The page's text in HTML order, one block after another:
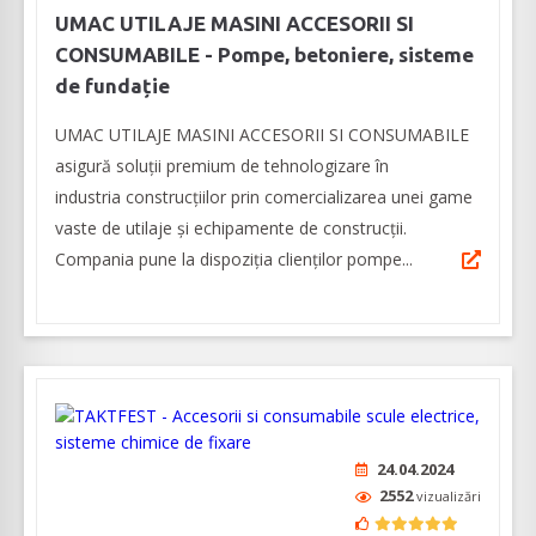
UMAC UTILAJE MASINI ACCESORII SI
CONSUMABILE - Pompe, betoniere, sisteme
de fundație
UMAC UTILAJE MASINI ACCESORII SI CONSUMABILE
asigură soluții premium de tehnologizare în
industria construcțiilor prin comercializarea unei game
vaste de utilaje și echipamente de construcții.
Compania pune la dispoziția clienților pompe...
24.04.2024
2552vizualizări